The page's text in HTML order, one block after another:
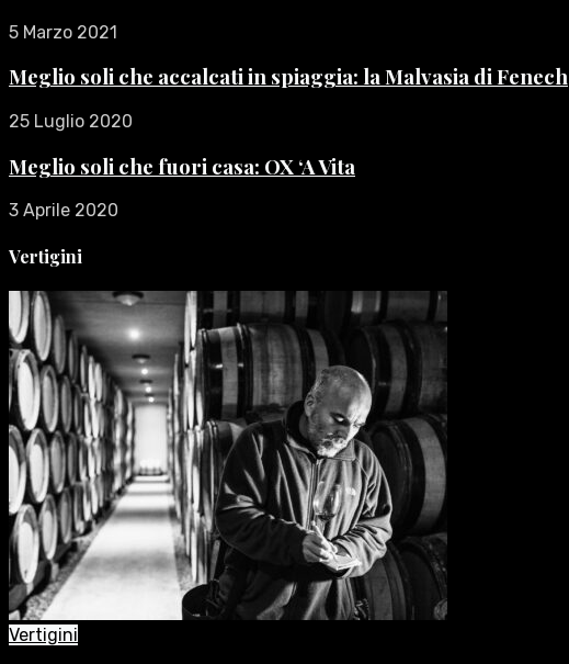
5 Marzo 2021
Meglio soli che accalcati in spiaggia: la Malvasia di Fenech
25 Luglio 2020
Meglio soli che fuori casa: OX ‘A Vita
3 Aprile 2020
Vertigini
Vertigini